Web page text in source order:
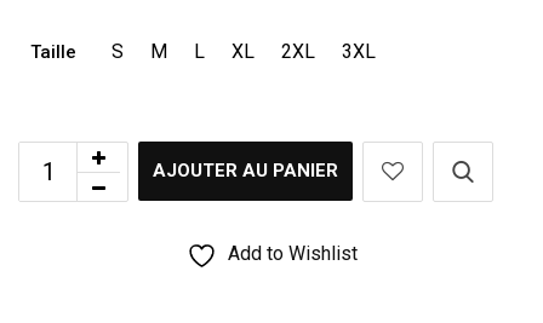
Taille S M L XL 2XL 3XL
AJOUTER AU PANIER
Add to Wishlist